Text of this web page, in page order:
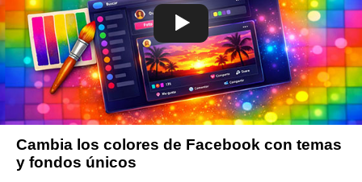
Cambia los colores de Facebook con temas
y fondos únicos